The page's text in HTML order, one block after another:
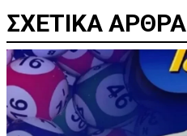
ΣΧΕΤΙΚΑ ΑΡΘΡΑ